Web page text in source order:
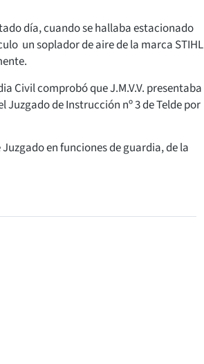
día, cuando se hallaba estacionado
un soplador de aire de la marca STIHL
Civil comprobó que J.M.V.V. presentaba
de Instrucción nº 3 de Telde por
en funciones de guardia, de la